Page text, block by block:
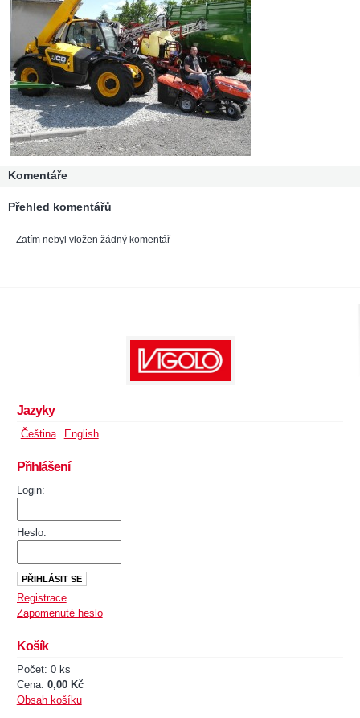
Komentáře
Přehled komentářů
Zatím nebyl vložen žádný komentář
Jazyky
Čeština English
Přihlášení
Login:
Heslo:
Registrace
Zapomenuté heslo
Košík
Počet: 0 ks
Cena: 0,00 Kč
Obsah košíku